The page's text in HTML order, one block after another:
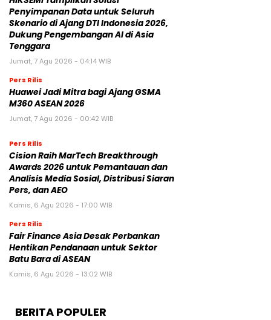
Penyimpanan Data untuk Seluruh
Skenario di Ajang DTI Indonesia 2026,
Dukung Pengembangan AI di Asia
Tenggara
Jumat, 7 Agu 2026 - 04:14 WIB
Pers Rilis
Huawei Jadi Mitra bagi Ajang GSMA
M360 ASEAN 2026
Jumat, 7 Agu 2026 - 00:42 WIB
Pers Rilis
Cision Raih MarTech Breakthrough
Awards 2026 untuk Pemantauan dan
Analisis Media Sosial, Distribusi Siaran
Pers, dan AEO
Kamis, 6 Agu 2026 - 17:00 WIB
Pers Rilis
Fair Finance Asia Desak Perbankan
Hentikan Pendanaan untuk Sektor
Batu Bara di ASEAN
Kamis, 6 Agu 2026 - 13:02 WIB
BERITA POPULER